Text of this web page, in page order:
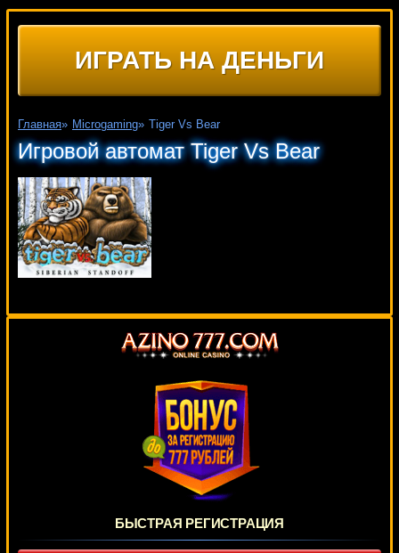
ИГРАТЬ НА ДЕНЬГИ
Главная» Microgaming» Tiger Vs Bear
Игровой автомат Tiger Vs Bear
БЫСТРАЯ РЕГИСТРАЦИЯ